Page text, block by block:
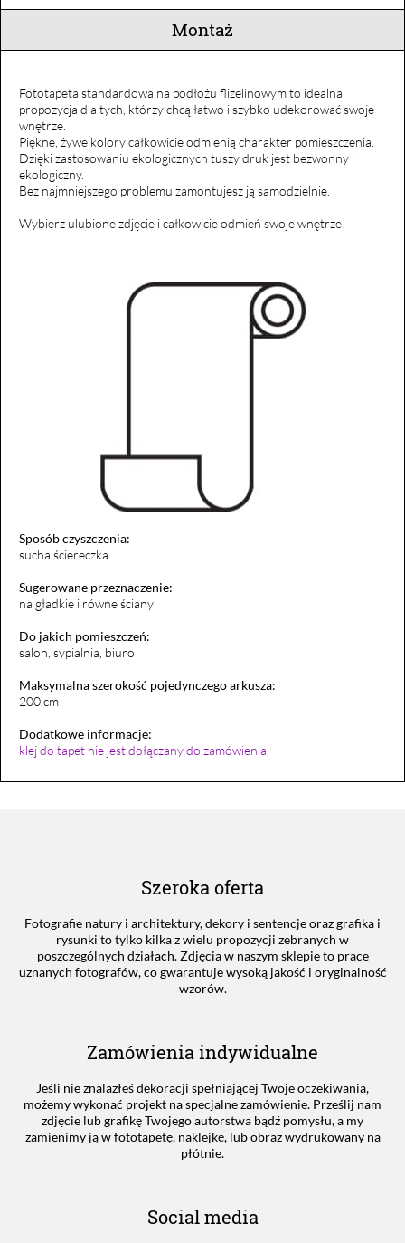
Montaż
Fototapeta standardowa na podłożu flizelinowym to idealna
propozycja dla tych, którzy chcą łatwo i szybko udekorować swoje
wnętrze.
Piękne, żywe kolory całkowicie odmienią charakter pomieszczenia.
Dzięki zastosowaniu ekologicznych tuszy druk jest bezwonny i
ekologiczny.
Bez najmniejszego problemu zamontujesz ją samodzielnie.
Wybierz ulubione zdjęcie i całkowicie odmień swoje wnętrze!
Sposób czyszczenia:
sucha ściereczka
Sugerowane przeznaczenie:
na gładkie i równe ściany
Do jakich pomieszczeń:
salon, sypialnia, biuro
Maksymalna szerokość pojedynczego arkusza:
200 cm
Dodatkowe informacje:
klej do tapet nie jest dołączany do zamówienia
Szeroka oferta
Fotografie natury i architektury, dekory i sentencje oraz grafika i
rysunki to tylko kilka z wielu propozycji zebranych w
poszczególnych działach. Zdjęcia w naszym sklepie to prace
uznanych fotografów, co gwarantuje wysoką jakość i oryginalność
wzorów.
Zamówienia indywidualne
Jeśli nie znalazłeś dekoracji spełniającej Twoje oczekiwania,
możemy wykonać projekt na specjalne zamówienie. Prześlij nam
zdjęcie lub grafikę Twojego autorstwa bądź pomysłu, a my
zamienimy ją w fototapetę, naklejkę, lub obraz wydrukowany na
płótnie.
Social media